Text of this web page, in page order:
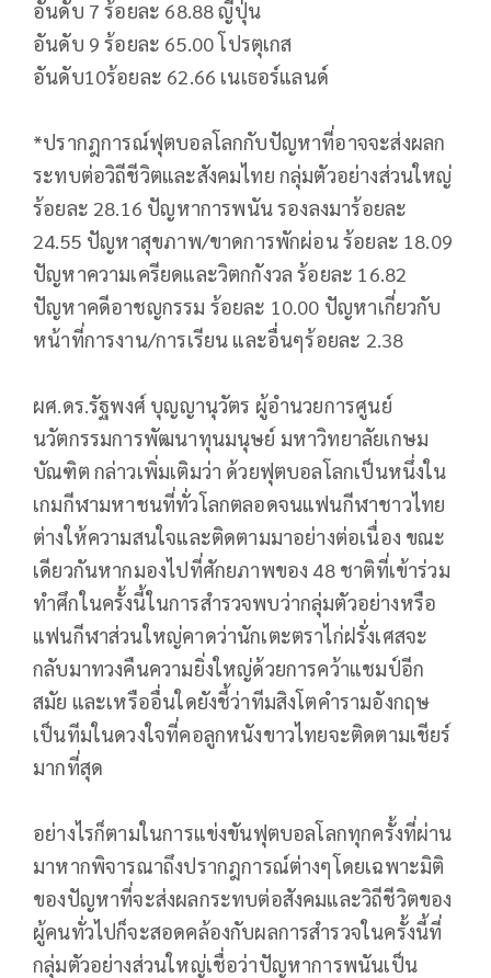
​อันดับ 7 ร้อยละ 68.88 ญี่ปุ่น
​อันดับ 9 ร้อยละ 65.00 โปรตุเกส
​อันดับ10ร้อยละ 62.66 เนเธอร์แลนด์
*ปรากฎการณ์ฟุตบอลโลกกับปัญหาที่อาจจะส่งผลก
ระทบต่อวิถีชีวิตและสังคมไทย กลุ่มตัวอย่างส่วนใหญ่
ร้อยละ 28.16 ปัญหาการพนัน รองลงมาร้อยละ
24.55 ปัญหาสุขภาพ/ขาดการพักผ่อน ร้อยละ 18.09
ปัญหาความเครียดและวิตกกังวล ร้อยละ 16.82
ปัญหาคดีอาชญกรรม ร้อยละ 10.00 ปัญหาเกี่ยวกับ
หน้าที่การงาน/การเรียน และอื่นๆร้อยละ 2.38
​ผศ.ดร.รัฐพงศ์ บุญญานุวัตร ผู้อำนวยการศูนย์
นวัตกรรมการพัฒนาทุนมนุษย์ มหาวิทยาลัยเกษม
บัณฑิต กล่าวเพิ่มเติมว่า ด้วยฟุตบอลโลกเป็นหนึ่งใน
เกมกีฬามหาชนที่ทั่วโลกตลอดจนแฟนกีฬาชาวไทย
ต่างให้ความสนใจและติดตามมาอย่างต่อเนื่อง ขณะ
เดียวกันหากมองไปที่ศักยภาพของ 48 ชาติที่เข้าร่วม
ทำศึกในครั้งนี้ในการสำรวจพบว่ากลุ่มตัวอย่างหรือ
แฟนกีฬาส่วนใหญ่คาดว่านักเตะตราไก่ฝรั่งเศสจะ
กลับมาทวงคืนความยิ่งใหญ่ด้วยการคว้าแชมป์อีก
สมัย และเหรืออื่นใดยังชี้ว่าทีมสิงโตคำรามอังกฤษ
เป็นทีมในดวงใจที่คอลูกหนังขาวไทยจะติดตามเชียร์
มากที่สุด
อย่างไรก็ตามในการแข่งขันฟุตบอลโลกทุกครั้งที่ผ่าน
มาหากพิจารณาถึงปรากฎการณ์ต่างๆโดยเฉพาะมิติ
ของปัญหาที่จะส่งผลกระทบต่อสังคมและวิถีชีวิตของ
ผู้คนทั่วไปก็จะสอดคล้องกับผลการสำรวจในครั้งนี้ที่
กลุ่มตัวอย่างส่วนใหญ่เชื่อว่าปัญหาการพนันเป็น